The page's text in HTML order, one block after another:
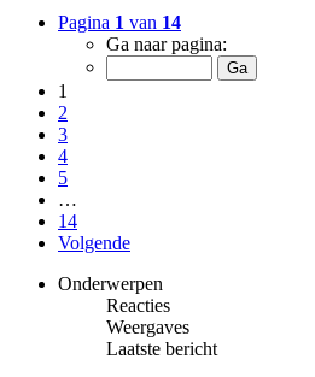
Pagina 1 van 14
Ga naar pagina:
1
2
3
4
5
…
14
Volgende
Onderwerpen
Reacties
Weergaves
Laatste bericht